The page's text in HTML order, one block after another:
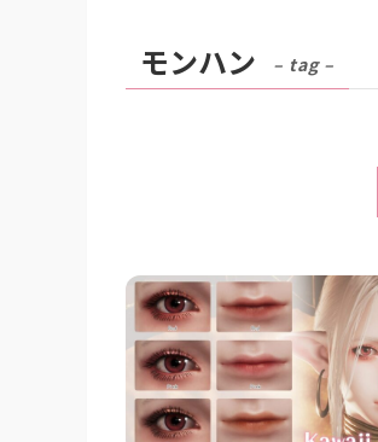
モンハン – tag –